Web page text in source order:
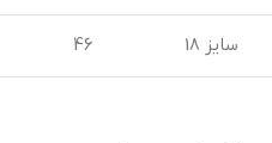
سایز 18 46